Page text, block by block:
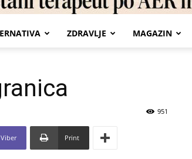
ZDRAVLJE MAGAZIN
951
Viber Print